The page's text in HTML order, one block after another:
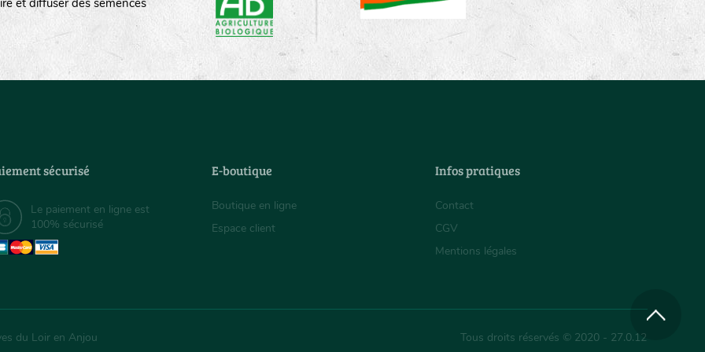
et diffuser des semences
sécurisé
Le paiement en ligne est
100% sécurisé
E-boutique
Boutique en ligne
Espace client
Infos pratiques
Contact
CGV
Mentions légales
du Loir en Anjou Tous droits réservés © 2020 - 27.0.12